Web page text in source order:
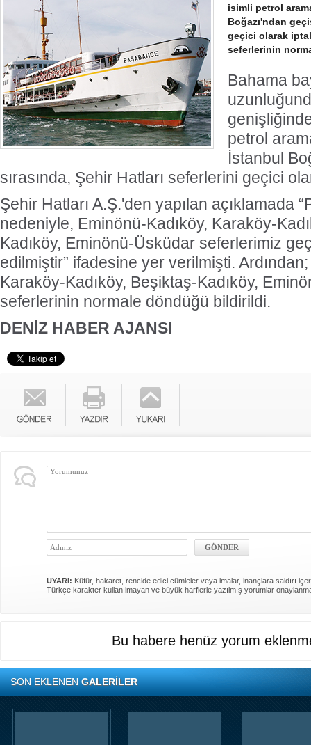
isimli petrol
Boğazı'ndan
geçici olarak
seferlerinin
Bahama
petrol
İstanbul
sırasında, Şehir Hatları seferlerini geçici
Şehir Hatları A.Ş.'den yapılan açıklamada
nedeniyle, Eminönü-Kadıköy, Karaköy-
Kadıköy, Eminönü-Üsküdar seferlerimiz
edilmiştir” ifadesine yer verilmişti.
Karaköy-Kadıköy, Beşiktaş-Kadıköy,
seferlerinin normale döndüğü bildirildi.
DENİZ HABER AJANSI
UYARI: Küfür, hakaret, rencide edici cümleler veya imalar, inançlara saldırı
Türkçe karakter kullanılmayan ve büyük harflerle yazılmış yorumlar
Bu habere henüz yorum
SON EKLENENGALERİLER